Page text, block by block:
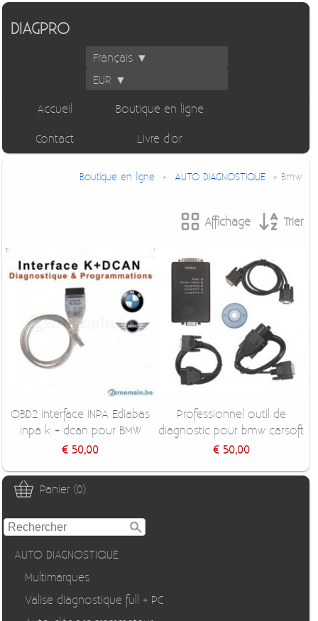
DIAGPRO
Français ▼
EUR ▼
Accueil
Boutique en ligne
Contact
Livre d'or
Panier (0)
AUTO DIAGNOSTIQUE
Multimarques
Valise diagnostique full + PC
Boutique en ligne » AUTO DIAGNOSTIQUE » Bmw
Affichage Trier
OBD2 Interface INPA Ediabas
inpa k + dcan pour BMW
€ 50,00
Professionnel outil de
diagnostic pour bmw carsoft
€ 50,00